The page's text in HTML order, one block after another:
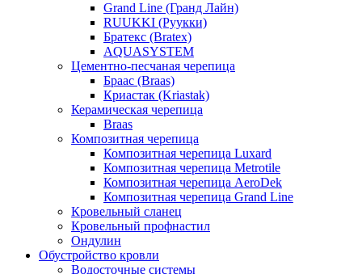
Grand Line (Гранд Лайн)
RUUKKI (Руукки)
Братекс (Bratex)
AQUASYSTEM
Цементно-песчаная черепица
Браас (Braas)
Криастак (Kriastak)
Керамическая черепица
Braas
Композитная черепица
Композитная черепица Luxard
Композитная черепица Metrotile
Композитная черепица AeroDek
Композитная черепица Grand Line
Кровельный сланец
Кровельный профнастил
Ондулин
Обустройство кровли
Водосточные системы